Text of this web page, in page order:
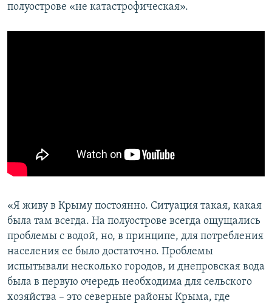
полуострове «не катастрофическая».
«Я живу в Крыму постоянно. Ситуация такая, какая
была там всегда. На полуострове всегда ощущались
проблемы с водой, но, в принципе, для потребления
населения ее было достаточно. Проблемы
испытывали несколько городов, и днепровская вода
была в первую очередь необходима для сельского
хозяйства – это северные районы Крыма, где